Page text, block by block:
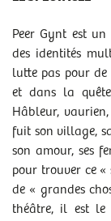
mer 21/11/
jeu 22/11/
Peer Gynt est un
des identités
lutte pas pour de
et dans la
Hâbleur,
fuit son village,
son amour, ses
pour trouver ce «
de « grandes
théâtre, il est